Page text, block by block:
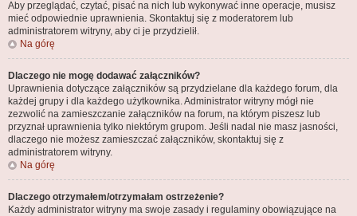
Aby przeglądać, czytać, pisać na nich lub wykonywać inne operacje, musisz
mieć odpowiednie uprawnienia. Skontaktuj się z moderatorem lub
administratorem witryny, aby ci je przydzielił.
Na górę
Dlaczego nie mogę dodawać załączników?
Uprawnienia dotyczące załączników są przydzielane dla każdego forum, dla
każdej grupy i dla każdego użytkownika. Administrator witryny mógł nie
zezwolić na zamieszczanie załączników na forum, na którym piszesz lub
przyznał uprawnienia tylko niektórym grupom. Jeśli nadal nie masz jasności,
dlaczego nie możesz zamieszczać załączników, skontaktuj się z
administratorem witryny.
Na górę
Dlaczego otrzymałem/otrzymałam ostrzeżenie?
Każdy administrator witryny ma swoje zasady i regulaminy obowiązujące na